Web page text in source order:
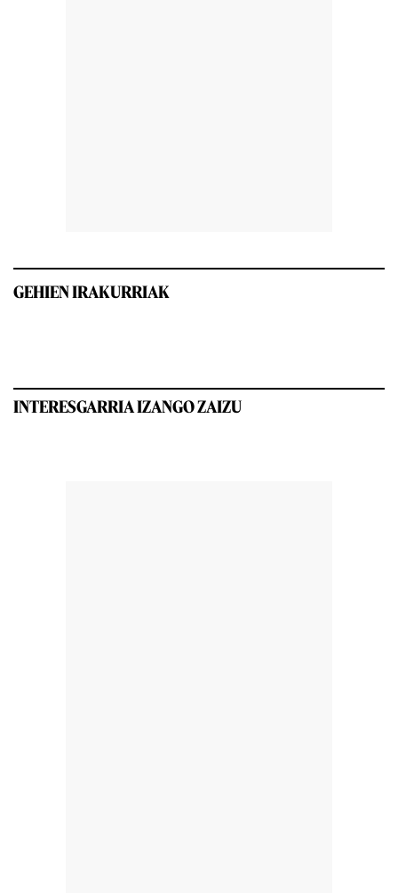
GEHIEN IRAKURRIAK
INTERESGARRIA IZANGO ZAIZU